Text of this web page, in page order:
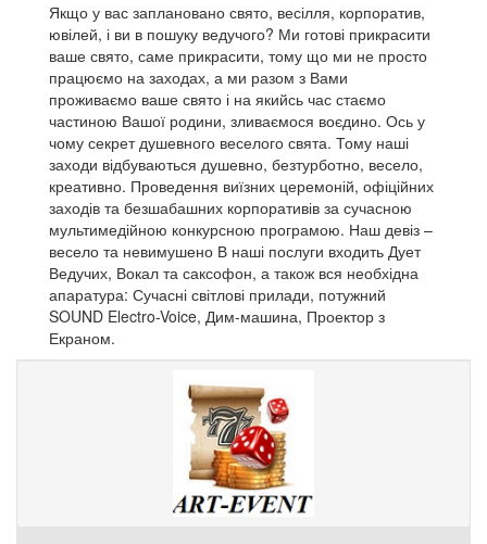
Якщо у вас заплановано свято, весілля, корпоратив,
ювілей, і ви в пошуку ведучого? Ми готові прикрасити
ваше свято, саме прикрасити, тому що ми не просто
працюємо на заходах, а ми разом з Вами
проживаємо ваше свято і на якийсь час стаємо
частиною Вашої родини, зливаємося воєдино. Ось у
чому секрет душевного веселого свята. Тому наші
заходи відбуваються душевно, безтурботно, весело,
креативно. Проведення виїзних церемоній, офіційних
заходів та безшабашних корпоративів за сучасною
мультимедійною конкурсною програмою. Наш девіз –
весело та невимушено В наші послуги входить Дует
Ведучих, Вокал та саксофон, а також вся необхідна
апаратура: Сучасні світлові прилади, потужний
SOUND Electro-Voice, Дим-машина, Проектор з
Екраном.